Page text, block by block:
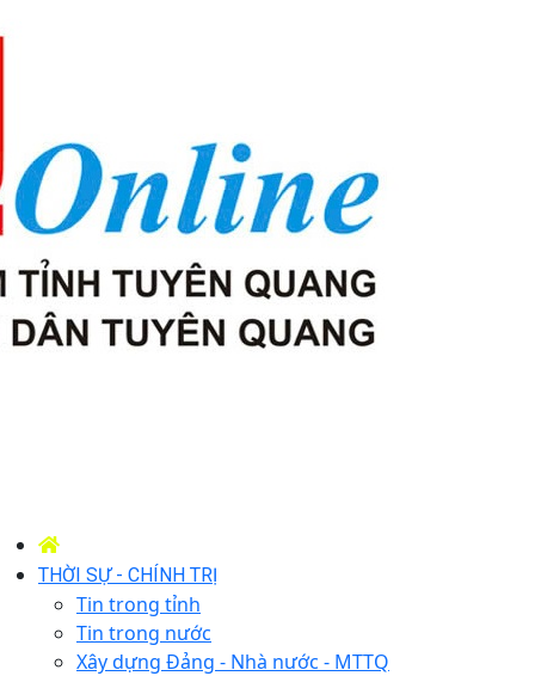
THỜI SỰ - CHÍNH TRỊ
Tin trong tỉnh
Tin trong nước
Xây dựng Đảng - Nhà nước - MTTQ